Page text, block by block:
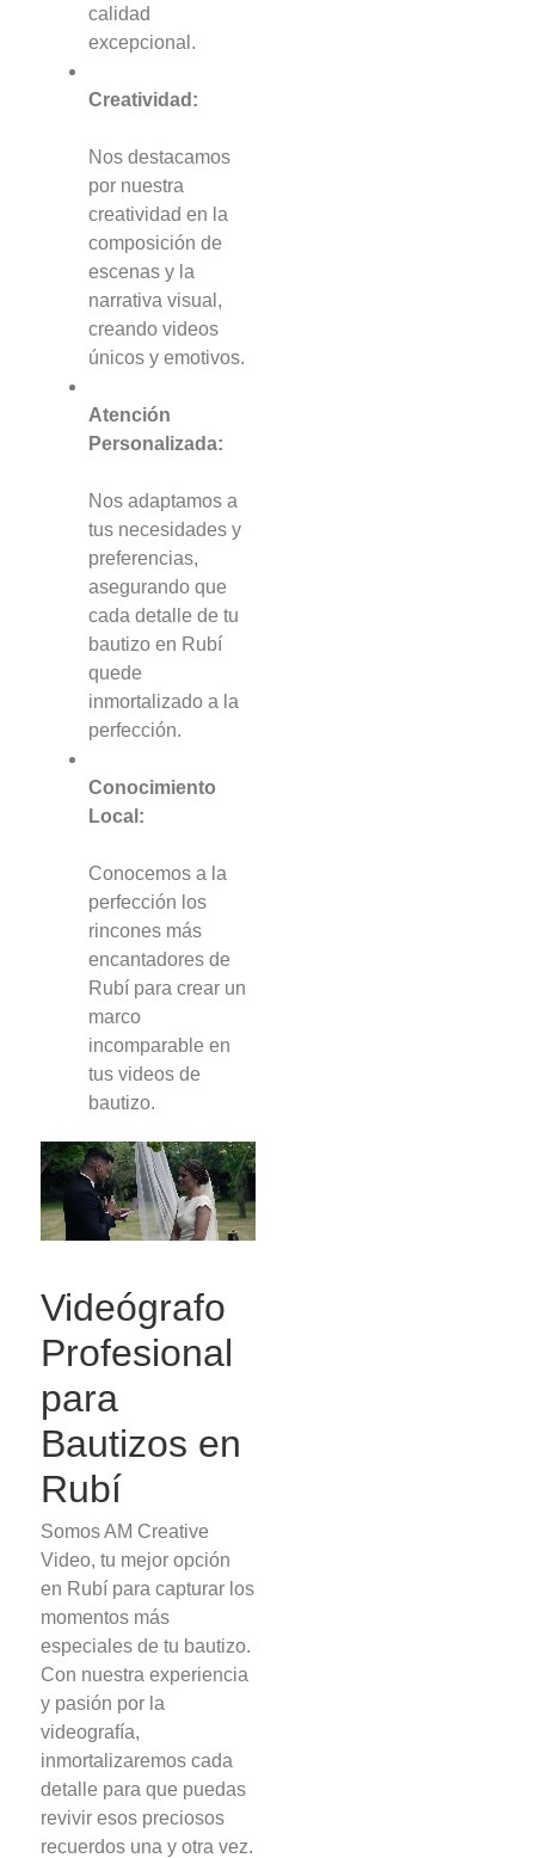
calidad
excepcional.
Creatividad:
Nos destacamos
por nuestra
creatividad en la
composición de
escenas y la
narrativa visual,
creando videos
únicos y emotivos.
Atención
Personalizada:
Nos adaptamos a
tus necesidades y
preferencias,
asegurando que
cada detalle de tu
bautizo en Rubí
quede
inmortalizado a la
perfección.
Conocimiento
Local:
Conocemos a la
perfección los
rincones más
encantadores de
Rubí para crear un
marco
incomparable en
tus videos de
bautizo.
Videógrafo
Profesional
para
Bautizos en
Rubí
Somos AM Creative
Video, tu mejor opción
en Rubí para capturar los
momentos más
especiales de tu bautizo.
Con nuestra experiencia
y pasión por la
videografía,
inmortalizaremos cada
detalle para que puedas
revivir esos preciosos
recuerdos una y otra vez.